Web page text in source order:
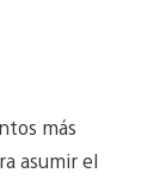
más
asumir el